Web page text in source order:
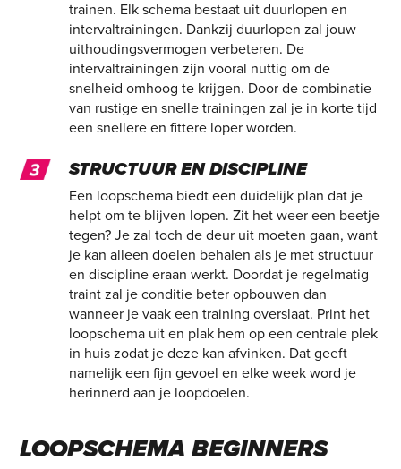
trainen. Elk schema bestaat uit duurlopen en
intervaltrainingen. Dankzij duurlopen zal jouw
uithoudingsvermogen verbeteren. De
intervaltrainingen zijn vooral nuttig om de
snelheid omhoog te krijgen. Door de combinatie
van rustige en snelle trainingen zal je in korte tijd
een snellere en fittere loper worden.
STRUCTUUR EN DISCIPLINE
Een loopschema biedt een duidelijk plan dat je
helpt om te blijven lopen. Zit het weer een beetje
tegen? Je zal toch de deur uit moeten gaan, want
je kan alleen doelen behalen als je met structuur
en discipline eraan werkt. Doordat je regelmatig
traint zal je conditie beter opbouwen dan
wanneer je vaak een training overslaat. Print het
loopschema uit en plak hem op een centrale plek
in huis zodat je deze kan afvinken. Dat geeft
namelijk een fijn gevoel en elke week word je
herinnerd aan je loopdoelen.
LOOPSCHEMA BEGINNERS